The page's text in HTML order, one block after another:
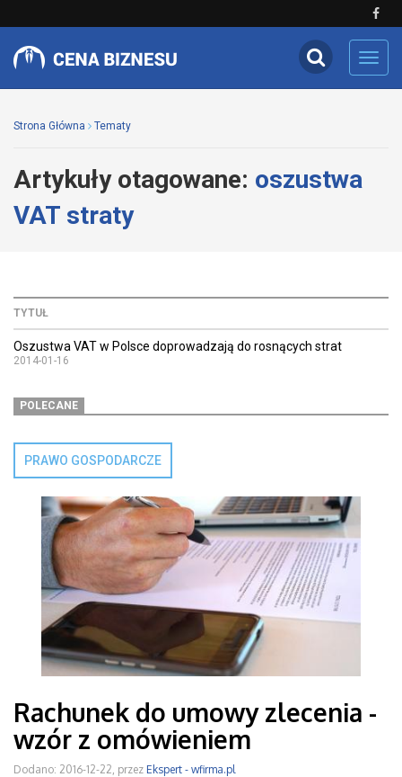
Strona Główna Tematy
Artykuły otagowane: oszustwa
VAT straty
TYTUŁ
Oszustwa VAT w Polsce doprowadzają do rosnących strat
2014-01-16
POLECANE
PRAWO GOSPODARCZE
Rachunek do umowy zlecenia -
wzór z omówieniem
Dodano: 2016-12-22, przez Ekspert - wfirma.pl